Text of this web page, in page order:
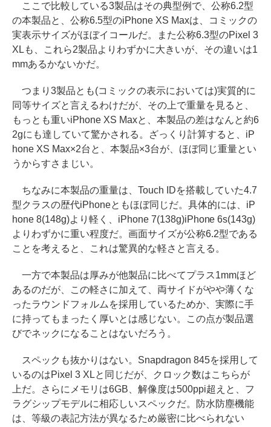
ここで比較している3製品はその典型例で、公称6.2型
の本製品と、公称6.5型のiPhone XS Maxは、コミックの
実表示サイズがほぼイコールだ。また公称6.3型のPixel 3
XLも、これら2製品よりわずかに大きいが、その違いは1
mmあるかないかだ。
つまり3製品とも(コミックの表示においては)実質的に
同等サイズと言えるわけだが、その上で重量を見ると、
もっとも重いiPhone XS Maxと、本製品の差はなんと約6
2gにも達していて驚かされる。ざっくり計算すると、iP
hone XS Max×2台と、本製品×3台が、ほぼ同じ重量とい
うからすさまじい。
ちなみに本製品の重量は、Touch IDを搭載していた4.7
型クラスの歴代iPhoneともほぼ同じだ。具体的には、iP
hone 8(148g)より軽く、iPhone 7(138g)iPhone 6s(143g)
よりわずかに重い程度だ。画面サイズが公称6.2型である
ことを考えると、これは驚異的な軽さと言える。
一方で本製品は厚みが他製品に比べてプラス1mmほど
あるのだが、この軽さに加えて、両サイドがやや薄くな
ったラウンドフォルムを採用しているためか、実際に手
に持ってもまったく厚いとは感じない。この点が製品選
びでネックになることはないだろう。
スペックも抜かりはない。Snapdragon 845を採用して
いるのはPixel 3 XLと同じだが、クロック数はこちらが
上だ。さらにメモリは6GB、解像度は500ppi超えと、フ
ラグシップモデルに相応しいスペックだ。防水防塵機能
は、等級の表記方法が異なるため厳密に比べられない